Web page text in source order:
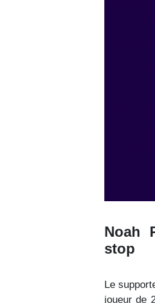
Noah
stop
Le
joueur de